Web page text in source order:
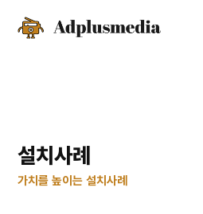
설치사례
가치를 높이는 설치사례